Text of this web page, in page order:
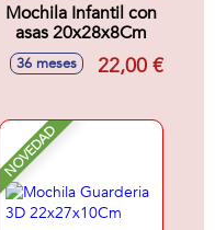
Mochila Infantil con
asas 20x28x8Cm
36 meses 22,00 €
NOVEDAD